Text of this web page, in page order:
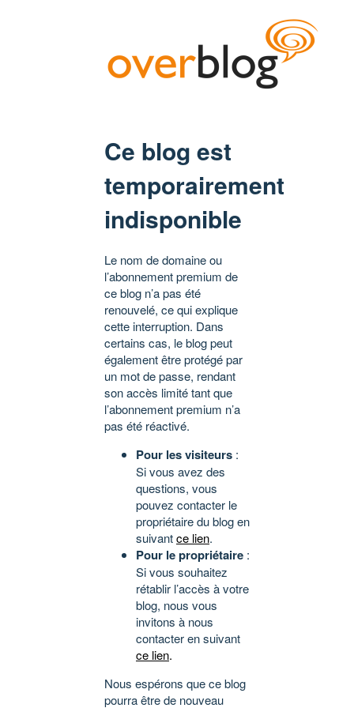
Ce blog est
temporairement
indisponible
Le nom de domaine ou
l’abonnement premium de
ce blog n’a pas été
renouvelé, ce qui explique
cette interruption. Dans
certains cas, le blog peut
également être protégé par
un mot de passe, rendant
son accès limité tant que
l’abonnement premium n’a
pas été réactivé.
Pour les visiteurs :
Si vous avez des
questions, vous
pouvez contacter le
propriétaire du blog en
suivantce lien.
Pour le propriétaire :
Si vous souhaitez
rétablir l’accès à votre
blog, nous vous
invitons à nous
contacter en suivant
ce lien.
Nous espérons que ce blog
pourra être de nouveau